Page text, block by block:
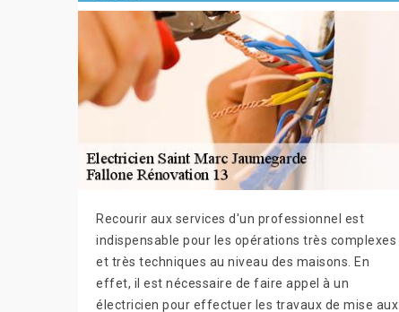
Recourir aux services d'un professionnel est
indispensable pour les opérations très complexes
et très techniques au niveau des maisons. En
effet, il est nécessaire de faire appel à un
électricien pour effectuer les travaux de mise aux